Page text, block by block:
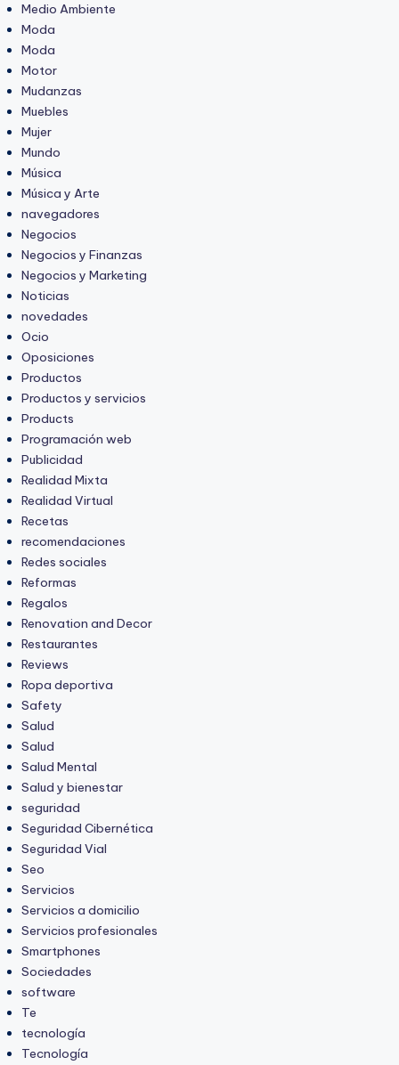
Medio Ambiente
Moda
Moda
Motor
Mudanzas
Muebles
Mujer
Mundo
Música
Música y Arte
navegadores
Negocios
Negocios y Finanzas
Negocios y Marketing
Noticias
novedades
Ocio
Oposiciones
Productos
Productos y servicios
Products
Programación web
Publicidad
Realidad Mixta
Realidad Virtual
Recetas
recomendaciones
Redes sociales
Reformas
Regalos
Renovation and Decor
Restaurantes
Reviews
Ropa deportiva
Safety
Salud
Salud
Salud Mental
Salud y bienestar
seguridad
Seguridad Cibernética
Seguridad Vial
Seo
Servicios
Servicios a domicilio
Servicios profesionales
Smartphones
Sociedades
software
Te
tecnología
Tecnología